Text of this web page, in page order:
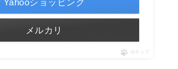
メルカリ
ポチップ